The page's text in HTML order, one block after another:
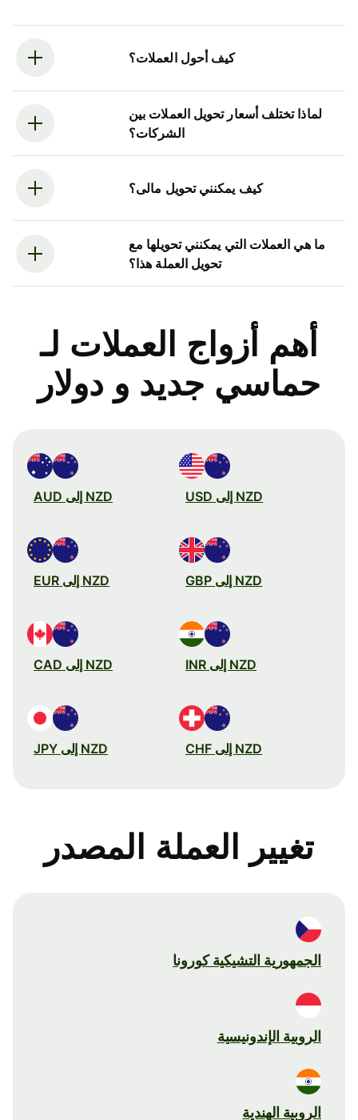
كيف أحول العملات؟
لماذا تختلف أسعار تحويل العملات بين
الشركات؟
كيف يمكنني تحويل مالى؟
ما هي العملات التي يمكنني تحويلها مع
تحويل العملة هذا؟
أهم أزواج العملات لـ
حماسي جديد و دولار
NZD إلى USD NZD إلى AUD
NZD إلى GBP NZD إلى EUR
NZD إلى INR NZD إلى CAD
NZD إلى CHF NZD إلى JPY
تغيير العملة المصدر
الجمهورية التشيكية كورونا
الروبية الإندونيسية
الروبية الهندية